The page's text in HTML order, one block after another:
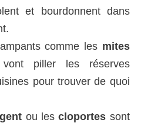
et bourdonnent dans
comme les mites
piller les réserves
pour trouver de quoi
ou lescloportes sont